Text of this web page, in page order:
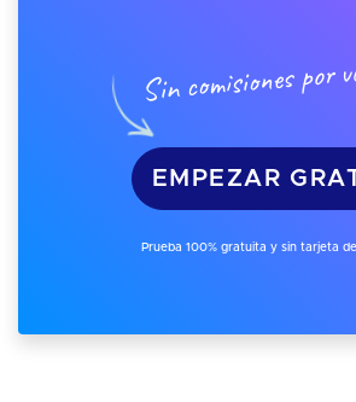
Sin comisiones por
EMPEZAR
Prueba 100% gratuita y sin tarjeta